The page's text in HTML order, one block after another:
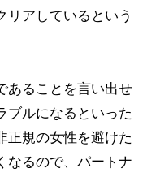
リアしているという
あることを言い出せ
ブルになるといった
正規の女性を避けた
なるので、パートナ